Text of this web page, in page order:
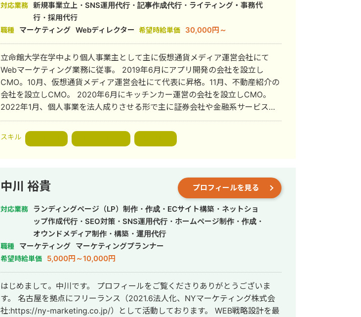
対応業務 新規事業立上・SNS運用代行・記事作成代行・ライティング・事務代
行・採用代行
職種 マーケティング Webディレクター 希望時給単価 30,000円～
立命館大学在学中より個人事業主として主に仮想通貨メディア運営会社にて
Webマーケティング業務に従事。 2019年6月にアプリ開発の会社を設立し
CMO。10月、仮想通貨メディア運営会社にて代表に昇格。11月、不動産紹介の
会社を設立しCMO。 2020年6月にキッチンカー運営の会社を設立しCMO。
2022年1月、個人事業を法人成りさせる形で主に証券会社や金融系サービスに
強みを持ったマーケティングコンサルを行う個人会社SNOW WHITE（現スノー
ホワイト）を設立。11月、完全無所属の札幌市議会議員山口かずさ連合後援会
代表。 2023年12月、今井とおる政策研究会代表。 2024年3月、みろく経政研
不動産紹介会社売却。4月、買取フランチャイズ運営会社を設立しCMO。
2026年1月、経営コンサルティング及び資産管理を行う株式会社AT&iホールデ
ィングス設立。3月、MYRT Harmony一部売却。
スキル
中川 裕貴 プロフィールを見る
対応業務
ランディングページ（LP）制作・作成・ECサイト構築・ネットショ
ップ作成代行・SEO対策・SNS運用代行・ホームページ制作・作成・
オウンドメディア制作・構築・運用代行
職種 マーケティング マーケティングプランナー
希望時給単価 5,000円～10,000円
はじめまして。中川です。 プロフィールをご覧くださりありがとうございま
す。 名古屋を拠点にフリーランス（2021.6法人化、NYマーケティング株式会
社:https://ny-marketing.co.jp/）として活動しております。 WEB戦略設計を最